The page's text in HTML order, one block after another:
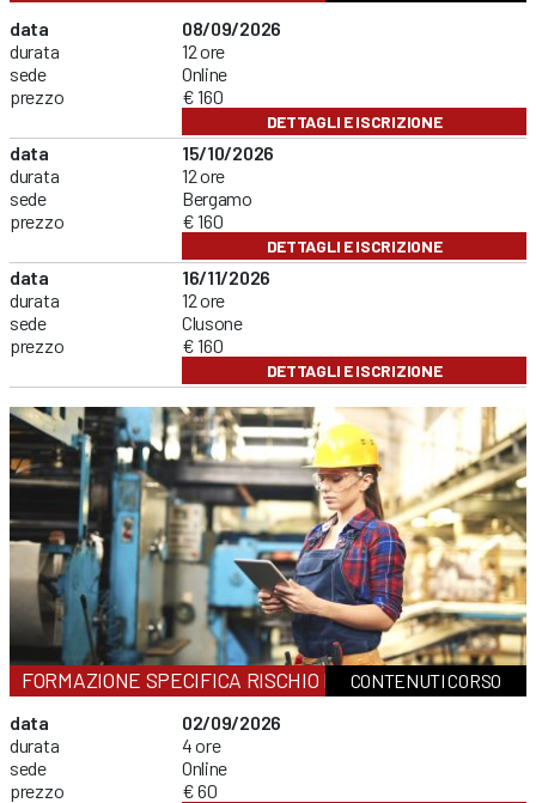
data
durata
sede
prezzo
08/09/2026
12 ore
Online
€ 160
DETTAGLI E ISCRIZIONE
data
durata
sede
prezzo
15/10/2026
12 ore
Bergamo
€ 160
DETTAGLI E ISCRIZIONE
data
durata
sede
prezzo
16/11/2026
12 ore
Clusone
€ 160
DETTAGLI E ISCRIZIONE
FORMAZIONE SPECIFICA RISCHIO BASSOCONTENUTI CORSO
data
durata
sede
prezzo
02/09/2026
4 ore
Online
€ 60